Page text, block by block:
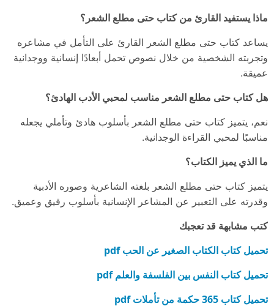
ماذا يستفيد القارئ من كتاب حتى مطلع الشعر؟
يساعد كتاب حتى مطلع الشعر القارئ على التأمل في مشاعره
وتجربته الشخصية من خلال نصوص تحمل أبعادًا إنسانية ووجدانية
عميقة.
هل كتاب حتى مطلع الشعر مناسب لمحبي الأدب الهادئ؟
نعم، يتميز كتاب حتى مطلع الشعر بأسلوب هادئ وتأملي يجعله
مناسبًا لمحبي القراءة الوجدانية.
ما الذي يميز الكتاب؟
يتميز كتاب حتى مطلع الشعر بلغته الشاعرية وصوره الأدبية
وقدرته على التعبير عن المشاعر الإنسانية بأسلوب رقيق وعميق.
كتب مشابهة قد تعجبك
تحميل كتاب الكتاب الصغير عن الحب pdf
تحميل كتاب النفس بين الفلسفة والعلم pdf
تحميل كتاب 365 حكمة من تأملات pdf